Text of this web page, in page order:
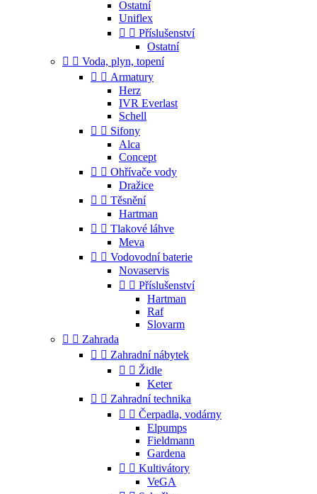
Ostatní
Uniflex
  Příslušenství
Ostatní
  Voda, plyn, topení
  Armatury
Herz
IVR Everlast
Schell
  Sifony
Alca
Concept
  Ohřívače vody
Dražice
  Těsnění
Hartman
  Tlakové láhve
Meva
  Vodovodní baterie
Novaservis
  Příslušenství
Hartman
Raf
Slovarm
  Zahrada
  Zahradní nábytek
  Židle
Keter
  Zahradní technika
  Čerpadla, vodárny
Elpumps
Fieldmann
Gardena
  Kultivátory
VeGA